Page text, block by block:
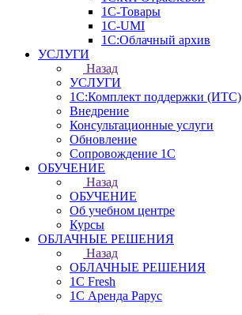
1С-Товары
1С-UMI
1С:Облачный архив
УСЛУГИ
Назад
УСЛУГИ
1С:Комплект поддержки (ИТС)
Внедрение
Консультационные услуги
Обновление
Сопровождение 1С
ОБУЧЕНИЕ
Назад
ОБУЧЕНИЕ
Об учебном центре
Курсы
ОБЛАЧНЫЕ РЕШЕНИЯ
Назад
ОБЛАЧНЫЕ РЕШЕНИЯ
1С Fresh
1С Аренда Рарус